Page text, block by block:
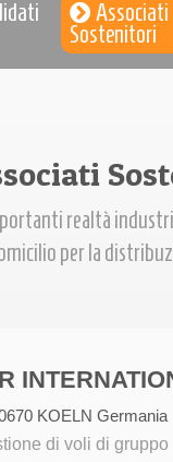
Associati
Sostenitori
realtà
per la
KOELN Germania
di voli di gruppo